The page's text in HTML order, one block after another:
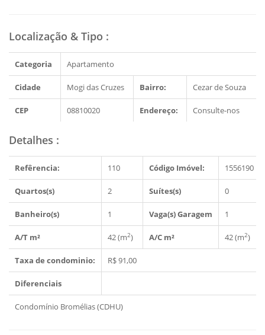
Localização & Tipo :
Categoria Apartamento
Cidade Mogi das Cruzes Bairro: Cezar de Souza
CEP 08810020 Endereço: Consulte-nos
Detalhes :
Refêrencia: 110 Código Imóvel: 1556190
Quartos(s) 2 Suítes(s) 0
Banheiro(s) 1 Vaga(s) Garagem 1
A/T m² 42 (m2) A/C m² 42 (m2)
Taxa de condominio: R$ 91,00
Diferenciais
Condomínio Bromélias (CDHU)